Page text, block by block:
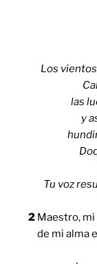
Los
las
y
Tu voz
2Maestro, mi
de mi alma